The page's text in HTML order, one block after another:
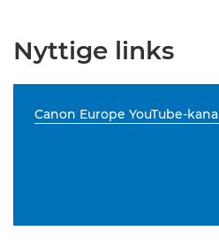
Nyttige links
Canon Europe YouTube-